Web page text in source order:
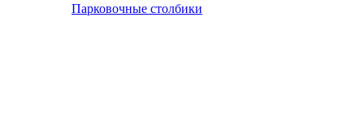
Парковочные столбики